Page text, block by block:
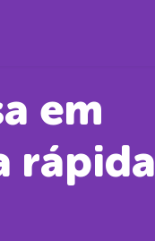
em
rápida